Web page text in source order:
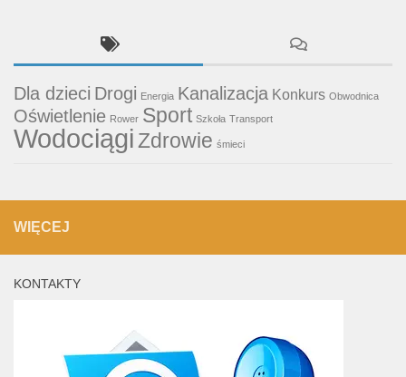
Dla dzieci Drogi Energia Kanalizacja Konkurs Obwodnica
Oświetlenie Rower Sport Szkoła Transport
WodociągiZdrowie śmieci
WIĘCEJ
KONTAKTY